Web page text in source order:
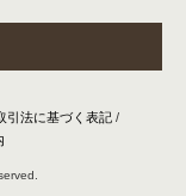
引法に基づく表記/